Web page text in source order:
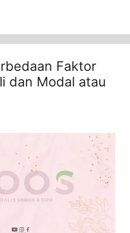
Faktor
dan Modal atau